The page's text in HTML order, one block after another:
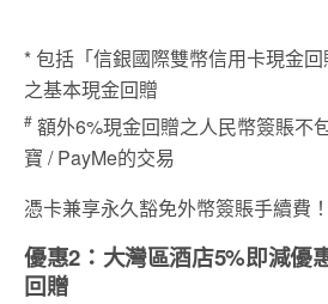
* 包括「信銀國際雙幣信用卡現金
之基本現金回贈
# 額外6%現金回贈之人民幣簽賬不
寶 / PayMe的交易
憑卡兼享永久豁免外幣簽賬手續費！
優惠2：大灣區酒店5%即減優
回贈